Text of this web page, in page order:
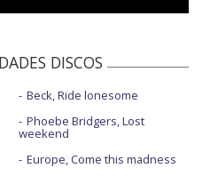
DISCOS
Beck, Ride lonesome
Phoebe Bridgers, Lost
weekend
Europe, Come this madness